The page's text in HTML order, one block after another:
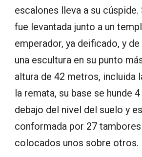
escalones lleva a su cúspide.
fue levantada junto a un
emperador, ya deificado, y
una escultura en su punto
altura de 42 metros, incluida
la remata, su base se hunde
debajo del nivel del suelo y
conformada por 27
colocados unos sobre otros.